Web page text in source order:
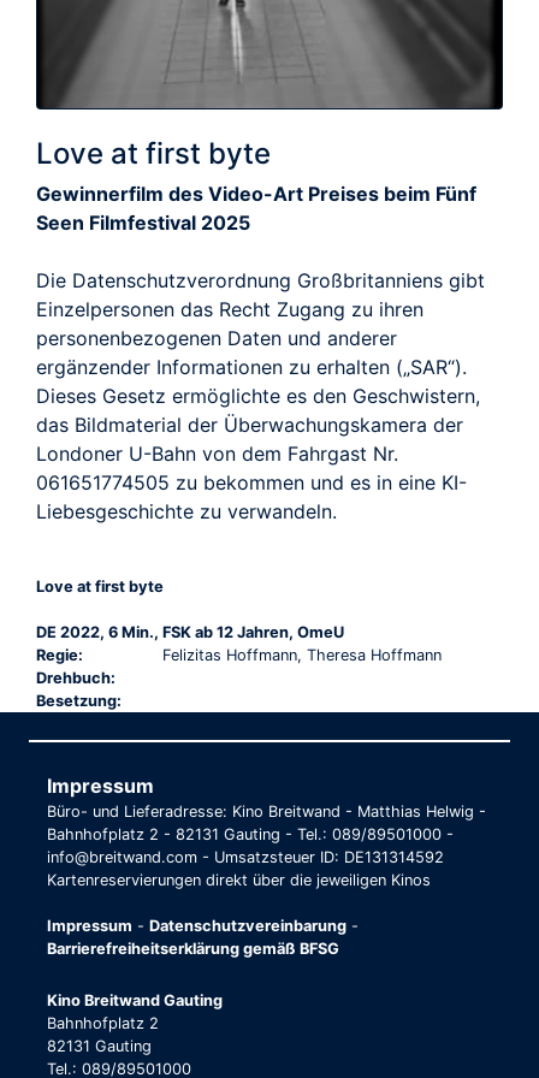
Love at first byte
Gewinnerfilm des Video-Art Preises beim Fünf
Seen Filmfestival 2025
Die Datenschutzverordnung Großbritanniens gibt
Einzelpersonen das Recht Zugang zu ihren
personenbezogenen Daten und anderer
ergänzender Informationen zu erhalten („SAR“).
Dieses Gesetz ermöglichte es den Geschwistern,
das Bildmaterial der Überwachungskamera der
Londoner U-Bahn von dem Fahrgast Nr.
061651774505 zu bekommen und es in eine KI-
Liebesgeschichte zu verwandeln.
Love at first byte
DE 2022, 6 Min., FSK ab 12 Jahren, OmeU
Regie:
Felizitas Hoffmann, Theresa Hoffmann
Drehbuch:
Besetzung:
Impressum
Büro- und Lieferadresse: Kino Breitwand - Matthias Helwig -
Bahnhofplatz 2 - 82131 Gauting - Tel.: 089/89501000 -
info@breitwand.com - Umsatzsteuer ID: DE131314592
Kartenreservierungen direkt über die jeweiligen Kinos
Impressum - Datenschutzvereinbarung -
Barrierefreiheitserklärung gemäß BFSG
Kino Breitwand Gauting
Bahnhofplatz 2
82131 Gauting
Tel.: 089/89501000